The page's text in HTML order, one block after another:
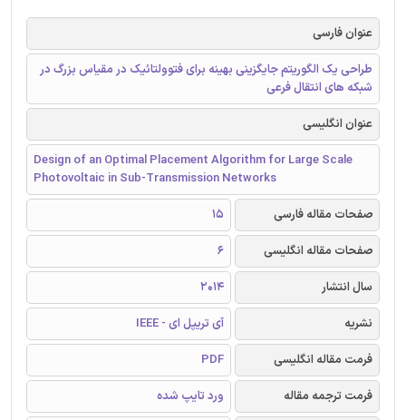
عنوان فارسی
طراحی یک الگوریتم جایگزینی بهینه برای فتوولتائیک در مقیاس بزرگ در
شبکه های انتقال فرعی
عنوان انگلیسی
Design of an Optimal Placement Algorithm for Large Scale
Photovoltaic in Sub-Transmission Networks
صفحات مقاله فارسی
15
صفحات مقاله انگلیسی
6
سال انتشار
2014
نشریه
آی تریپل ای - IEEE
فرمت مقاله انگلیسی
PDF
فرمت ترجمه مقاله
ورد تایپ شده